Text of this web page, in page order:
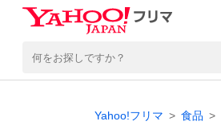
Yahoo!フリマ 食品